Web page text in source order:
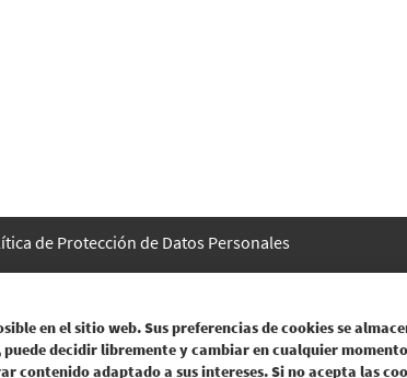
en el sitio web. Sus preferencias de cookies se
decidir libremente y cambiar en cualquier
contenido adaptado a sus intereses. Si no acepta las
de Protección de Datos Personales
reservados